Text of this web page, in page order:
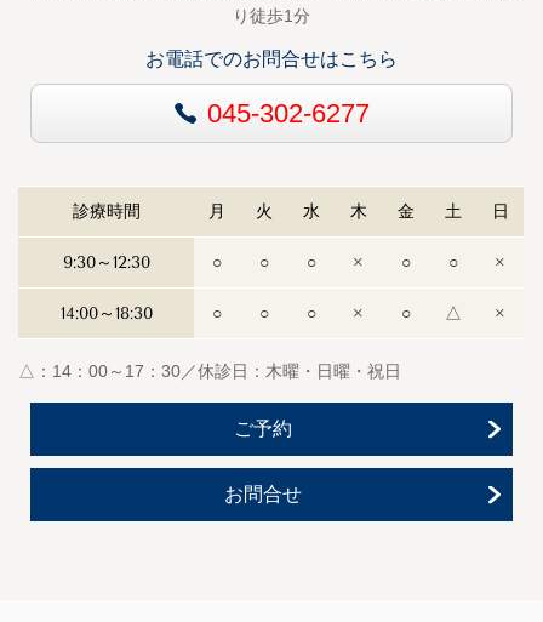
り徒歩1分
お電話でのお問合せはこちら
045-302-6277
診療時間 月 火 水 木 金 土 日
9:30～12:30 ○ ○ ○ × ○ ○ ×
14:00～18:30 ○ ○ ○ × ○ △ ×
△：14：00～17：30／休診日：木曜・日曜・祝日
ご予約
お問合せ